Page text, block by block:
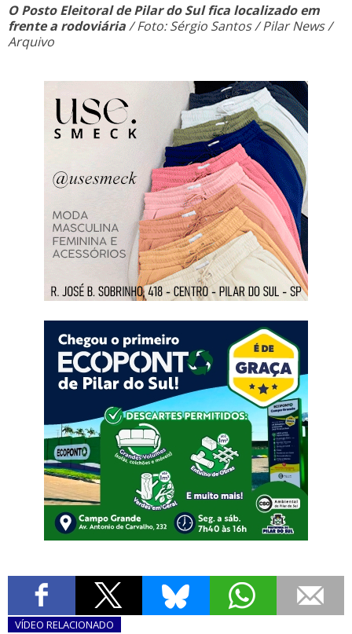
O Posto Eleitoral de Pilar do Sul fica localizado em
frente a rodoviária/ Foto: Sérgio Santos / Pilar News /
Arquivo
VÍDEO RELACIONADO